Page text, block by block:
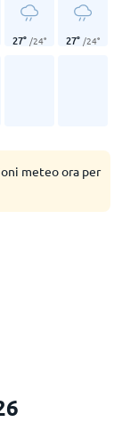
27° /24° 27° /24°
meteo ora per